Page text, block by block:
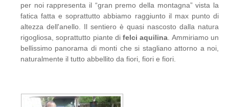
per noi rappresenta il “gran premo della montagna” vista la
fatica fatta e soprattutto abbiamo raggiunto il max punto di
altezza dell'anello. Il sentiero è quasi nascosto dalla natura
rigogliosa, soprattutto piante difelci aquilina . Ammiriamo un
bellissimo panorama di monti che si stagliano attorno a noi,
naturalmente il tutto abbellito da fiori, fiori e fiori.